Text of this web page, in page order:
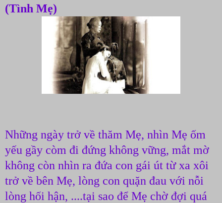
(Tình Mẹ)
Những ngày trở về thăm Mẹ, nhìn Mẹ ốm
yếu gầy còm đi đứng không vững, mắt mờ
không còn nhìn ra đứa con gái út từ xa xôi
trở về bên Mẹ, lòng con quặn đau với nỗi
lòng hối hận, ....tại sao để Mẹ chờ đợi quá